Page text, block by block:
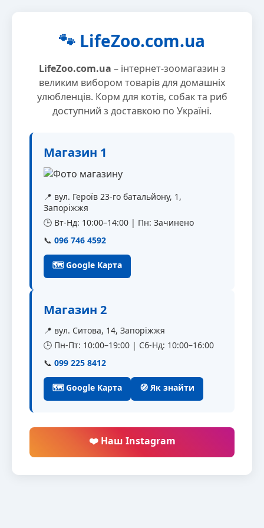
🐾 LifeZoo.com.ua
LifeZoo.com.ua – інтернет-зоомагазин з
великим вибором товарів для домашніх
улюбленців. Корм для котів, собак та риб
доступний з доставкою по Україні.
Магазин 1
📍 вул. Героїв 23-го батальйону, 1,
Запоріжжя
🕒 Вт-Нд: 10:00–14:00 | Пн: Зачинено
📞 096 746 4592
🗺 Google Карта
Магазин 2
📍 вул. Ситова, 14, Запоріжжя
🕒 Пн-Пт: 10:00–19:00 | Сб-Нд: 10:00–16:00
📞 099 225 8412
🗺 Google Карта 🧭 Як знайти
❤️ Наш Instagram